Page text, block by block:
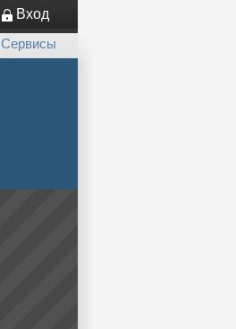
Сервисы
Вход